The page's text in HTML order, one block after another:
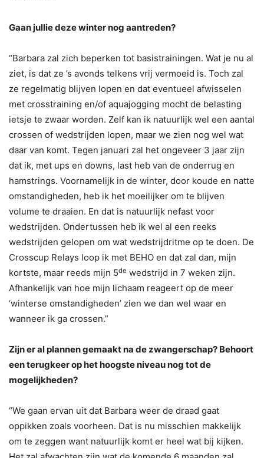
Gaan jullie deze winter nog aantreden?
“Barbara zal zich beperken tot basistrainingen. Wat je nu al
ziet, is dat ze ’s avonds telkens vrij vermoeid is. Toch zal
ze regelmatig blijven lopen en dat eventueel afwisselen
met crosstraining en/of aquajogging mocht de belasting
ietsje te zwaar worden. Zelf kan ik natuurlijk wel een aantal
crossen of wedstrijden lopen, maar we zien nog wel wat
daar van komt. Tegen januari zal het ongeveer 3 jaar zijn
dat ik, met ups en downs, last heb van de onderrug en
hamstrings. Voornamelijk in de winter, door koude en natte
omstandigheden, heb ik het moeilijker om te blijven
volume te draaien. En dat is natuurlijk nefast voor
wedstrijden. Ondertussen heb ik wel al een reeks
wedstrijden gelopen om wat wedstrijdritme op te doen. De
Crosscup Relays loop ik met BEHO en dat zal dan, mijn
kortste, maar reeds mijn 5de wedstrijd in 7 weken zijn.
Afhankelijk van hoe mijn lichaam reageert op de meer
‘winterse omstandigheden’ zien we dan wel waar en
wanneer ik ga crossen.”
Zijn er al plannen gemaakt na de zwangerschap? Behoort
een terugkeer op het hoogste niveau nog tot de
mogelijkheden?
“We gaan ervan uit dat Barbara weer de draad gaat
oppikken zoals voorheen. Dat is nu misschien makkelijk
om te zeggen want natuurlijk komt er heel wat bij kijken.